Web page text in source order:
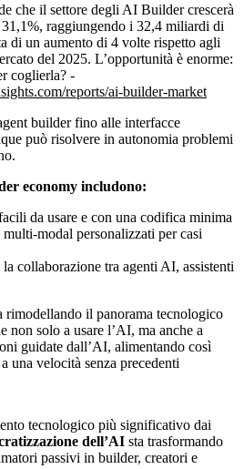
che il settore degli AI Builder crescerà
raggiungendo i 32,4 miliardi di
di un aumento di 4 volte rispetto agli
del 2025. L’opportunità è enorme:
coglierla? -
reports/ai-builder-market
builder fino alle interfacce
può risolvere in autonomia problemi
economy includono:
da usare e con una codifica minima
modal personalizzati per casi
collaborazione tra agenti AI, assistenti
rimodellando il panorama tecnologico
non solo a usare l’AI, ma anche a
guidate dall’AI, alimentando così
una velocità senza precedenti
tecnologico più significativo dai
dell’AI sta trasformando
passivi in builder, creatori e